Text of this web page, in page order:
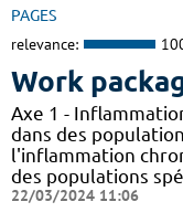
PAGES
relevance:
Work
Axe 1 -
dans des
l'inflammation
des populations
22/03/2024 11:06